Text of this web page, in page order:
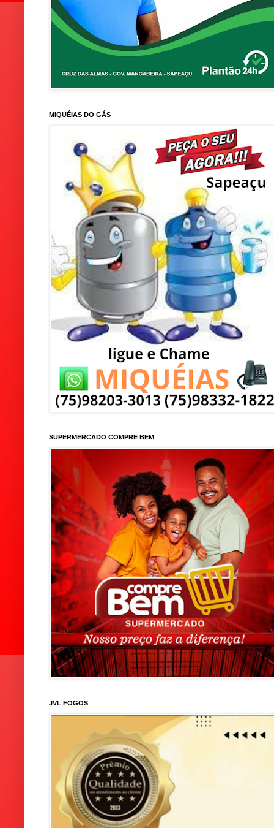
MIQUÉIAS DO GÁS
SUPERMERCADO COMPRE BEM
JVL FOGOS